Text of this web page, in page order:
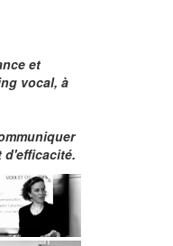
et
vocal, à
d'efficacité.